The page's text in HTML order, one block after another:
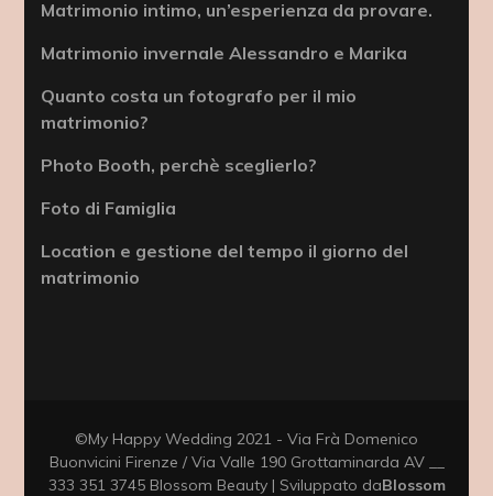
Matrimonio intimo, un’esperienza da provare.
Matrimonio invernale Alessandro e Marika
Quanto costa un fotografo per il mio
matrimonio?
Photo Booth, perchè sceglierlo?
Foto di Famiglia
Location e gestione del tempo il giorno del
matrimonio
©My Happy Wedding 2021 - Via Frà Domenico
Buonvicini Firenze / Via Valle 190 Grottaminarda AV __
333 351 3745 Blossom Beauty | Sviluppato daBlossom